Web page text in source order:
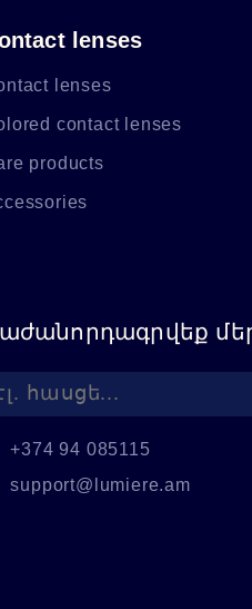
lenses
lenses
contact lenses
products
մեր
+374 94 085115
support@lumiere.am